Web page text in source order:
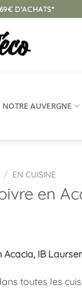
D'ACHATS*
NOTRE AUVERGNE
/ EN CUISINE
en
IB
toutes les